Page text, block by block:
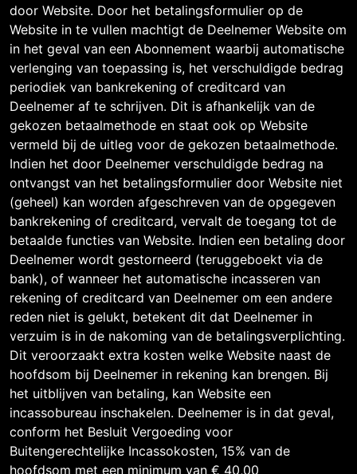
door Website. Door het betalingsformulier op de
Website in te vullen machtigt de Deelnemer Website om
in het geval van een Abonnement waarbij automatische
verlenging van toepassing is, het verschuldigde bedrag
periodiek van bankrekening of creditcard van
Deelnemer af te schrijven. Dit is afhankelijk van de
gekozen betaalmethode en staat ook op Website
vermeld bij de uitleg voor de gekozen betaalmethode.
Indien het door Deelnemer verschuldigde bedrag na
ontvangst van het betalingsformulier door Website niet
(geheel) kan worden afgeschreven van de opgegeven
bankrekening of creditcard, vervalt de toegang tot de
betaalde functies van Website. Indien een betaling door
Deelnemer wordt gestorneerd (teruggeboekt via de
bank), of wanneer het automatische incasseren van
rekening of creditcard van Deelnemer om een andere
reden niet is gelukt, betekent dit dat Deelnemer in
verzuim is in de nakoming van de betalingsverplichting.
Dit veroorzaakt extra kosten welke Website naast de
hoofdsom bij Deelnemer in rekening kan brengen. Bij
het uitblijven van betaling, kan Website een
incassobureau inschakelen. Deelnemer is in dat geval,
conform het Besluit Vergoeding voor
Buitengerechtelijke Incassokosten, 15% van de
hoofdsom met een minimum van € 40,00